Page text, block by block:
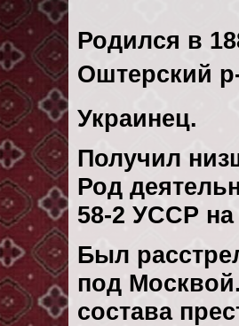
Родился в
Оштерский
Украинец.
Получил
Род
58-2 УССР
Был
под
состава